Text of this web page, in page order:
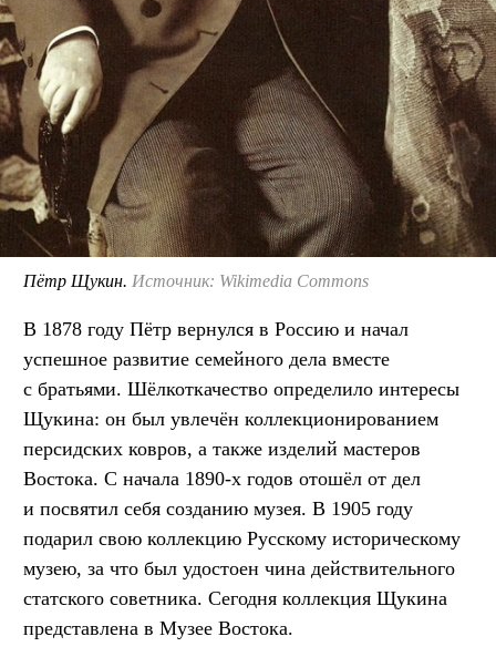
Пётр Щукин. Источник: Wikimedia Commons
В 1878 году Пётр вернулся в Россию и начал
успешное развитие семейного дела вместе
с братьями. Шёлкоткачество определило интересы
Щукина: он был увлечён коллекционированием
персидских ковров, а также изделий мастеров
Востока. С начала 1890-х годов отошёл от дел
и посвятил себя созданию музея. В 1905 году
подарил свою коллекцию Русскому историческому
музею, за что был удостоен чина действительного
статского советника. Сегодня коллекция Щукина
представлена в Музее Востока.